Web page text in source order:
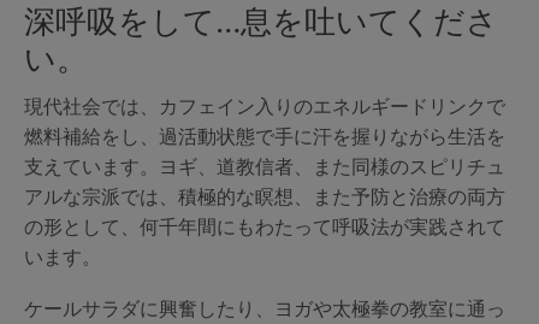
深呼吸をして…息を吐いてくださ
い。
現代社会では、カフェイン入りのエネルギードリンクで
燃料補給をし、過活動状態で手に汗を握りながら生活を
支えています。ヨギ、道教信者、また同様のスピリチュ
アルな宗派では、積極的な瞑想、また予防と治療の両方
の形として、何千年間にもわたって呼吸法が実践されて
います。
ケールサラダに興奮したり、ヨガや太極拳の教室に通っ